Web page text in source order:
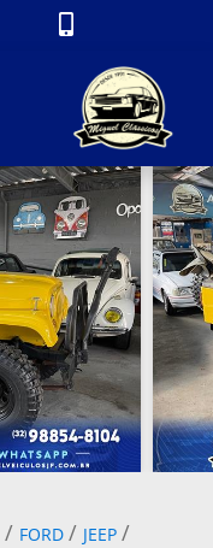
/ FORD / JEEP /